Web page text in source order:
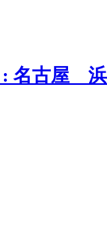
: 名古屋